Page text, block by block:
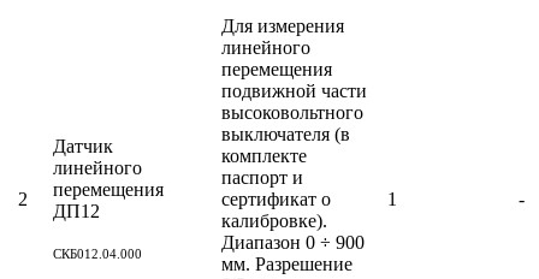
2
Датчик
линейного
перемещения
ДП12
СКБ012.04.000
Для измерения
линейного
перемещения
подвижной части
высоковольтного
выключателя (в
комплекте
паспорт и
сертификат о
калибровке).
Диапазон 0 ÷ 900
мм. Разрешение
1 -